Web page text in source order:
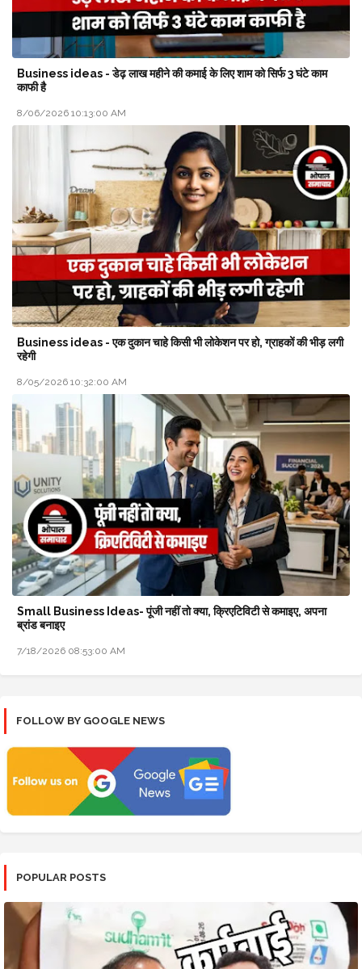
Business ideas - डेढ़ लाख महीने की कमाई के लिए शाम को सिर्फ 3 घंटे काम
काफी है
8/06/2026 10:13:00 AM
Business ideas - एक दुकान चाहे किसी भी लोकेशन पर हो, ग्राहकों की भीड़ लगी
रहेगी
8/05/2026 10:32:00 AM
Small Business Ideas- पूंजी नहीं तो क्या, क्रिएटिविटी से कमाइए, अपना
ब्रांड बनाइए
7/18/2026 08:53:00 AM
FOLLOW BY GOOGLE NEWS
POPULAR POSTS